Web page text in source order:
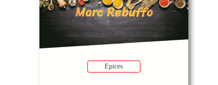
Marc Rebuffo
Epices